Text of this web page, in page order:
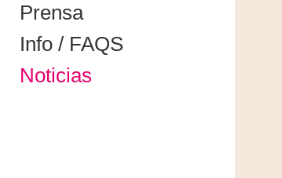
Prensa
Info / FAQS
Noticias